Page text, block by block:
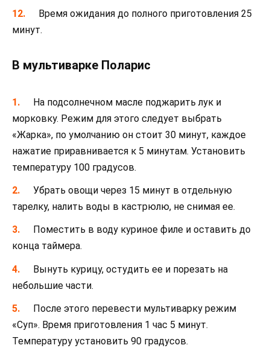
Время ожидания до полного приготовления 25
минут.
В мультиварке Поларис
На подсолнечном масле поджарить лук и
морковку. Режим для этого следует выбрать
«Жарка», по умолчанию он стоит 30 минут, каждое
нажатие приравнивается к 5 минутам. Установить
температуру 100 градусов.
Убрать овощи через 15 минут в отдельную
тарелку, налить воды в кастрюлю, не снимая ее.
Поместить в воду куриное филе и оставить до
конца таймера.
Вынуть курицу, остудить ее и порезать на
небольшие части.
После этого перевести мультиварку режим
«Суп». Время приготовления 1 час 5 минут.
Температуру установить 90 градусов.